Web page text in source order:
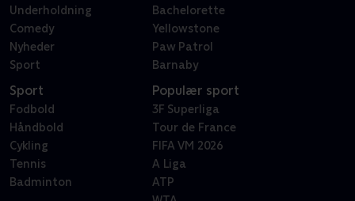
Underholdning
Comedy
Nyheder
Sport
Bachelorette
Yellowstone
Paw Patrol
Barnaby
Sport
Fodbold
Håndbold
Cykling
Tennis
Badminton
Populær sport
3F Superliga
Tour de France
FIFA VM 2026
A Liga
ATP